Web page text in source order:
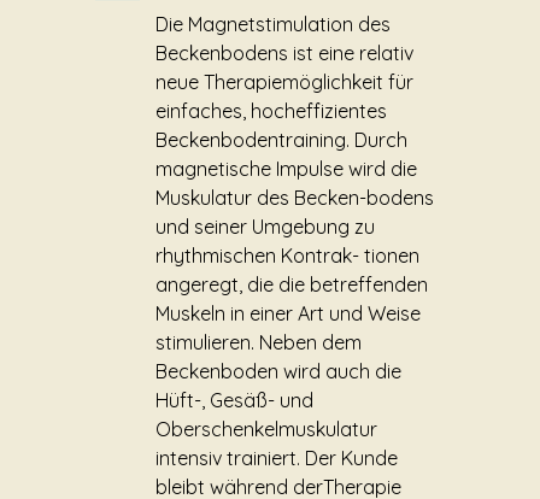
Die Magnetstimulation des
Beckenbodens ist eine relativ
neue Therapiemöglichkeit für
einfaches, hocheffizientes
Beckenbodentraining. Durch
magnetische Impulse wird die
Muskulatur des Becken-bodens
und seiner Umgebung zu
rhythmischen Kontrak- tionen
angeregt, die die betreffenden
Muskeln in einer Art und Weise
stimulieren. Neben dem
Beckenboden wird auch die
Hüft-, Gesäß- und
Oberschenkelmuskulatur
intensiv trainiert. Der Kunde
bleibt während derTherapie